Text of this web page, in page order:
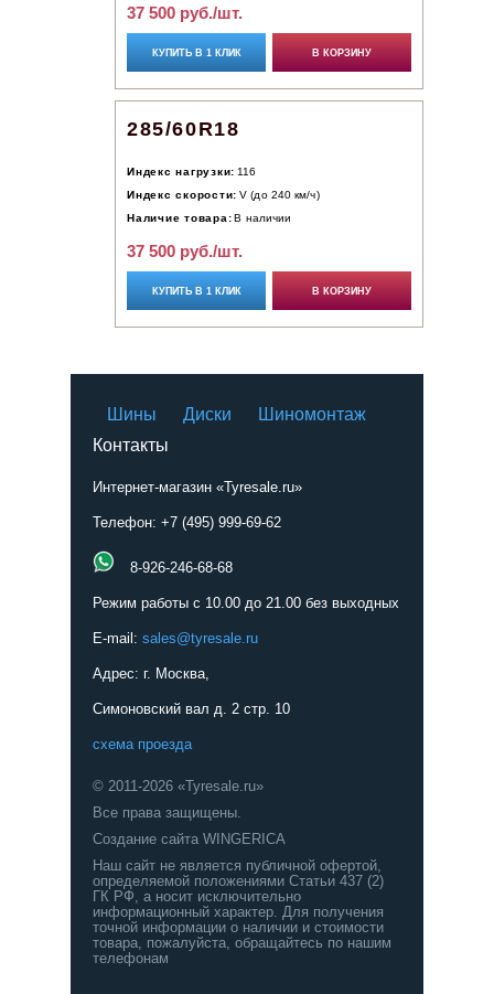
37 500 руб./шт.
КУПИТЬ В 1 КЛИК В КОРЗИНУ
285/60R18
Индекс нагрузки: 116
Индекс скорости: V (до 240 км/ч)
Наличие товара: В наличии
37 500 руб./шт.
КУПИТЬ В 1 КЛИК В КОРЗИНУ
Шины Диски
Шиномонтаж
Контакты
Интернет-магазин «Tyresale.ru»
Телефон: +7 (495) 999-69-62
8-926-246-68-68
Режим работы с 10.00 до 21.00 без выходных
E-mail: sales@tyresale.ru
Адрес: г. Москва,
Симоновский вал д. 2 стр. 10
схема проезда
© 2011-2026 «Tyresale.ru»
Все права защищены.
Создание сайта WINGERICA
Наш сайт не является публичной офертой,
определяемой положениями Статьи 437 (2)
ГК РФ, а носит исключительно
информационный характер. Для получения
точной информации о наличии и стоимости
товара, пожалуйста, обращайтесь по нашим
телефонам